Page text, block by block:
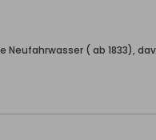
Neufahrwasser ( ab 1833),